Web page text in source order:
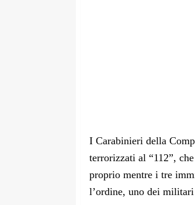
I Carabinieri della
terrorizzati al “112”,
proprio mentre i tre
l’ordine, uno dei